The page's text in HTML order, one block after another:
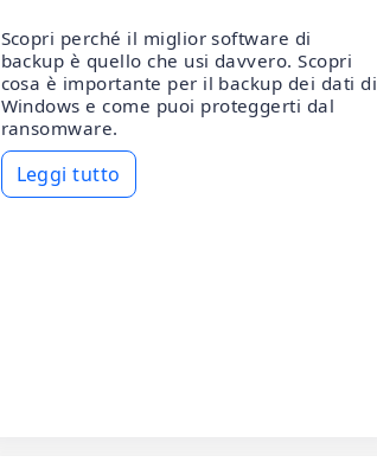
Scopri perché il miglior software di
backup è quello che usi davvero. Scopri
cosa è importante per il backup dei dati di
Windows e come puoi proteggerti dal
ransomware.
Leggi tutto